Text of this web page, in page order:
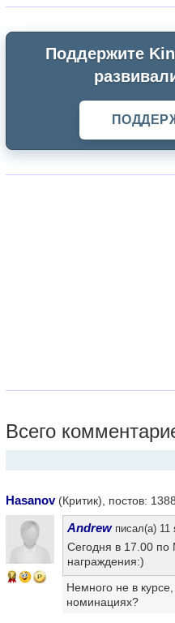
Поддержите
Всего
Hasanov(Критик), постов:
14
Andrewписал(а) 11
Сегодня в 17.00 по
награждения:)
Немного не в
номинациях?